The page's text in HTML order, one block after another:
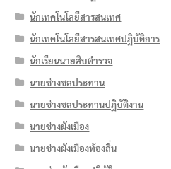
นักเทคโนโลยีสารสนเทศ
นักเทคโนโลยีสารสนเทศปฏิบัติการ
นักเรียนนายสิบตำรวจ
นายช่างชลประทาน
นายช่างชลประทานปฏิบัติงาน
นายช่างผังเมือง
นายช่างผังเมืองท้องถิ่น